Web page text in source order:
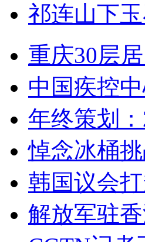
祁连山下
重庆30层
中国疾控
年终策划
悼念冰桶
韩国议会
解放军驻